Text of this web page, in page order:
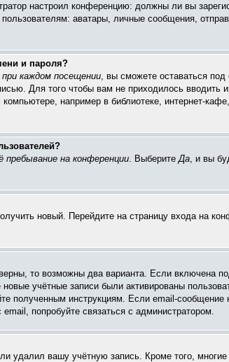
настроил конференцию: должны ли вы
аватары, личные сообщения,
и пароля?
каждом посещении, вы сможете оставаться
Для того чтобы вам не приходилось
например в библиотеке, интернет-
на конференции. ВыберитеДа, и вы
новый. Перейдите на страницу входа на
то возможны два варианта. Если включена
учётные записи были активированы
полученным инструкциям. Если email-
попробуйте связаться с администратором.
удалил вашу учётную запись. Кроме того,